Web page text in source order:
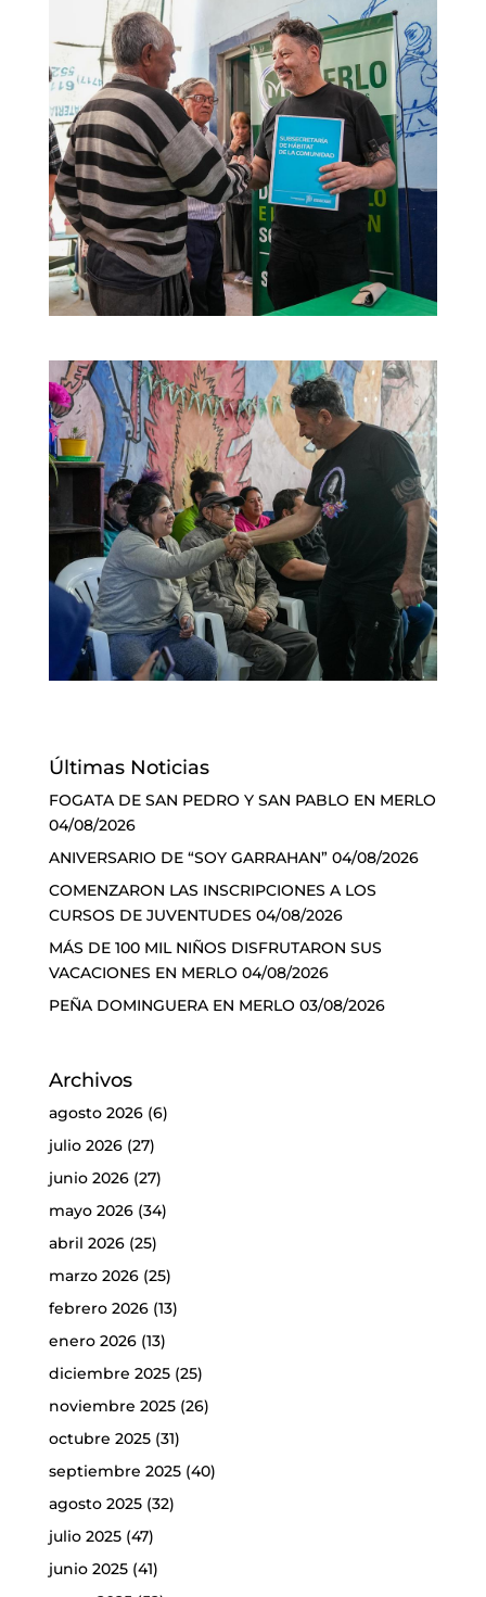
Últimas Noticias
FOGATA DE SAN PEDRO Y SAN PABLO EN MERLO
04/08/2026
ANIVERSARIO DE “SOY GARRAHAN” 04/08/2026
COMENZARON LAS INSCRIPCIONES A LOS
CURSOS DE JUVENTUDES 04/08/2026
MÁS DE 100 MIL NIÑOS DISFRUTARON SUS
VACACIONES EN MERLO 04/08/2026
PEÑA DOMINGUERA EN MERLO 03/08/2026
Archivos
agosto 2026(6)
julio 2026(27)
junio 2026(27)
mayo 2026(34)
abril 2026(25)
marzo 2026(25)
febrero 2026(13)
enero 2026(13)
diciembre 2025(25)
noviembre 2025(26)
octubre 2025(31)
septiembre 2025(40)
agosto 2025(32)
julio 2025(47)
junio 2025(41)